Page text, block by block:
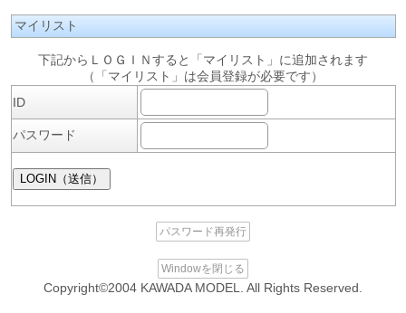
マイリスト
下記からＬＯＧＩＮすると「マイリスト」に追加されます
（「マイリスト」は会員登録が必要です）
ID
パスワード
パスワード再発行
Windowを閉じる
Copyright©2004 KAWADA MODEL. All Rights Reserved.